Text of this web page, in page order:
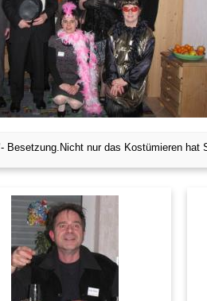
Besetzung.Nicht nur das Kostümieren hat